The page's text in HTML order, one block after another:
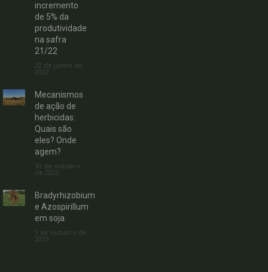
incremento
de 5% da
produtividade
na safra
21/22
22 de junho de
2022
Mecanismos
de ação de
herbicidas:
Quais são
eles? Onde
agem?
30 de outubro
de 2023
Bradyrhizobium
e Azospirillum
em soja
3 de outubro de
2023